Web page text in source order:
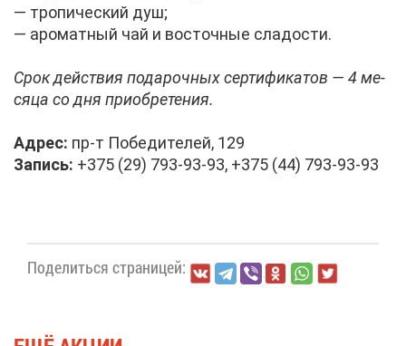
— тро­пи­че­ский душ;
— аро­мат­ный чай и во­сточ­ные сла­до­сти.
Срок дей­ствия по­да­роч­ных сер­ти­фи­ка­тов — 4 ме­
ся­ца со дня при­об­ре­те­ния.
Ад­рес: пр-т По­бе­ди­те­лей, 129
За­пись: +375 (29) 793-93-93, +375 (44) 793-93-93
По­де­лить­ся стра­ни­цей: